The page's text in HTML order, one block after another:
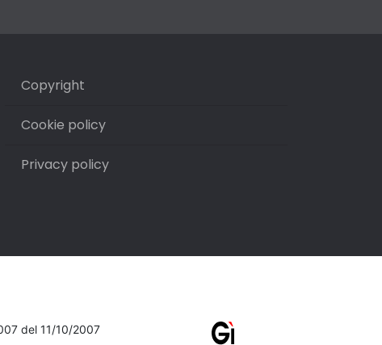
Copyright
Cookie policy
Privacy policy
del 11/10/2007